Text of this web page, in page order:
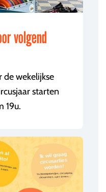
volgend
de wekelijkse
starten
19u.